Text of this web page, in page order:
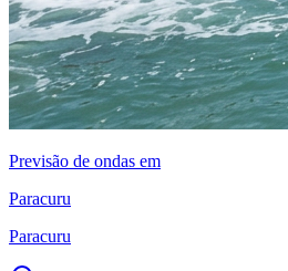
Previsão de ondas em
Paracuru
Paracuru